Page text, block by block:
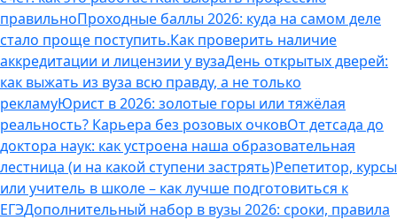
правильноПроходные баллы 2026: куда на самом деле
стало проще поступить.Как проверить наличие
аккредитации и лицензии у вузаДень открытых дверей:
как выжать из вуза всю правду, а не только
рекламуЮрист в 2026: золотые горы или тяжёлая
реальность? Карьера без розовых очковОт детсада до
доктора наук: как устроена наша образовательная
лестница (и на какой ступени застрять)Репетитор, курсы
или учитель в школе – как лучше подготовиться к
ЕГЭДополнительный набор в вузы 2026: сроки, правила